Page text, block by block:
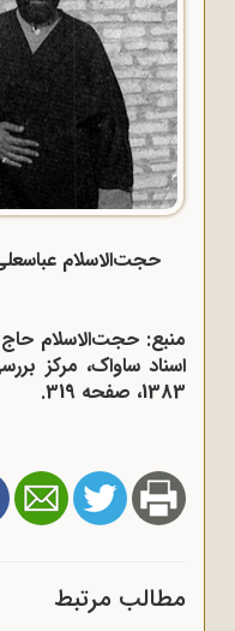
حجت‌الاسلام
منبع: حجت‌الاسلام
اسناد ساواک، مرکز
1383، صفحه 319.
مطالب مرتبط